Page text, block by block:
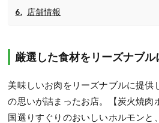
店舗情報
厳選した食材をリーズナブ
美味しいお肉をリーズナブルに提供
の思いが詰まったお店。【炭火焼肉
国選りすぐりのおいしいホルモンと